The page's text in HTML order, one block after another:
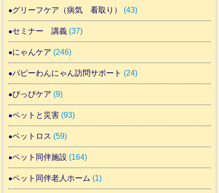
グリーフケア（病気 看取り） (43)
セミナー 講義 (37)
にゃんケア (246)
パピーわんにゃん訪問サポート (24)
ぴっぴケア (9)
ペットと災害 (93)
ペットロス (59)
ペット同伴施設 (164)
ペット同伴老人ホーム (1)